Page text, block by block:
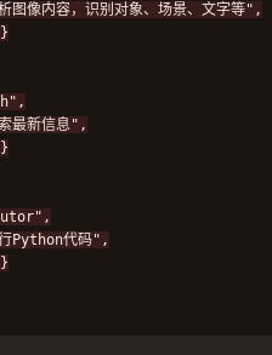
像内容，识别对象、场景、文字等",
最新信息",
Python代码",